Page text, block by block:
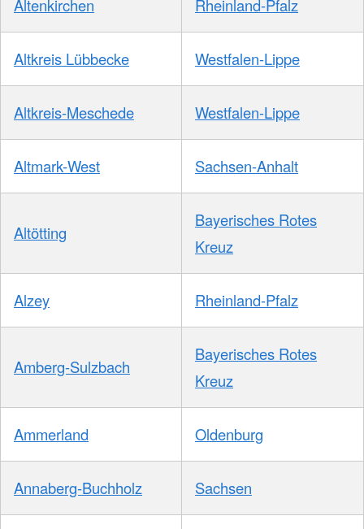
Altenkirchen Rheinland-Pfalz
Altkreis Lübbecke Westfalen-Lippe
Altkreis-Meschede Westfalen-Lippe
Altmark-West Sachsen-Anhalt
Altötting
Bayerisches Rotes
Kreuz
Alzey Rheinland-Pfalz
Amberg-Sulzbach
Bayerisches Rotes
Kreuz
Ammerland Oldenburg
Annaberg-Buchholz Sachsen